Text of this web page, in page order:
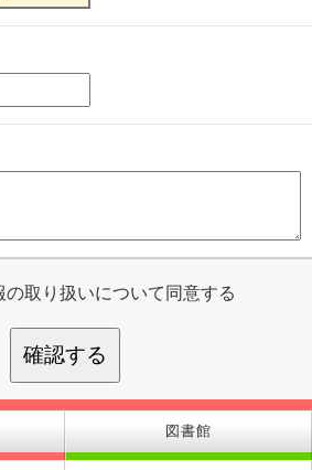
の取り扱いについて同意する
確認する
図書館